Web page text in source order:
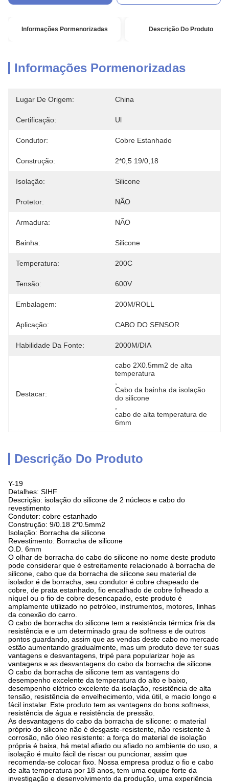
Informações Pormenorizadas Descrição Do Produto
Informações Pormenorizadas
Lugar De Origem: China
Certificação: Ul
Condutor: Cobre Estanhado
Construção: 2*0,5 19/0,18
Isolação: Silicone
Protetor: NÃO
Armadura: NÃO
Bainha: Silicone
Temperatura: 200C
Tensão: 600V
Embalagem: 200M/ROLL
Aplicação: CABO DO SENSOR
Habilidade Da Fonte: 2000M/DIA
Destacar:
cabo 2X0.5mm2 de alta
temperatura
Cabo da bainha da isolação
do silicone
cabo de alta temperatura de
6mm
Descrição Do Produto
Y-19
Detalhes: SIHF
Descrição: isolação do silicone de 2 núcleos e cabo do
revestimento
Condutor: cobre estanhado
Construção: 9/0.18 2*0.5mm2
Isolação: Borracha de silicone
Revestimento: Borracha de silicone
O.D. 6mm
O olhar de borracha do cabo do silicone no nome deste produto
pode considerar que é estreitamente relacionado à borracha de
silicone, cabo que da borracha de silicone seu material de
isolador é de borracha, seu condutor é cobre chapeado de
cobre, de prata estanhado, fio encalhado de cobre folheado a
níquel ou o fio de cobre desencapado, este produto é
amplamente utilizado no petróleo, instrumentos, motores, linhas
da conexão do carro.
O cabo de borracha do silicone tem a resistência térmica fria da
resistência e e um determinado grau de softness e de outros
pontos guardando, assim que as vendas deste cabo no mercado
estão aumentando gradualmente, mas um produto deve ter suas
vantagens e desvantagens, tripé para popularizar hoje as
vantagens e as desvantagens do cabo da borracha de silicone.
O cabo da borracha de silicone tem as vantagens do
desempenho excelente da temperatura do alto e baixo,
desempenho elétrico excelente da isolação, resistência de alta
tensão, resistência de envelhecimento, vida útil, e macio longo e
fácil instalar. Este produto tem as vantagens do bons softness,
resistência de água e resistência de pressão.
As desvantagens do cabo da borracha de silicone: o material
próprio do silicone não é desgaste-resistente, não resistente à
corrosão, não óleo resistente: a força do material de isolação
própria é baixa, há metal afiado ou afiado no ambiente do uso, a
isolação é muito fácil de riscar ou puncionar, assim que
recomenda-se colocar fixo. Nossa empresa produz o fio e cabo
de alta temperatura por 18 anos, tem uma equipe forte da
investigação e desenvolvimento da produção, uma experiência